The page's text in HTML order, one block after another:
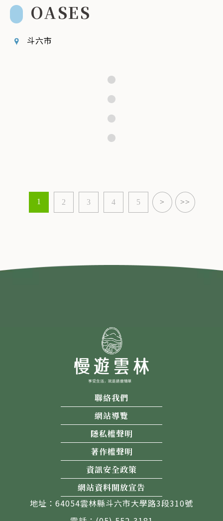
OASES
斗六市
1 2 3 4 5 > >>
聯絡我們
網站導覽
隱私權聲明
著作權聲明
資訊安全政策
網站資料開放宣告
地址：64054雲林縣斗六市大學路3段310號